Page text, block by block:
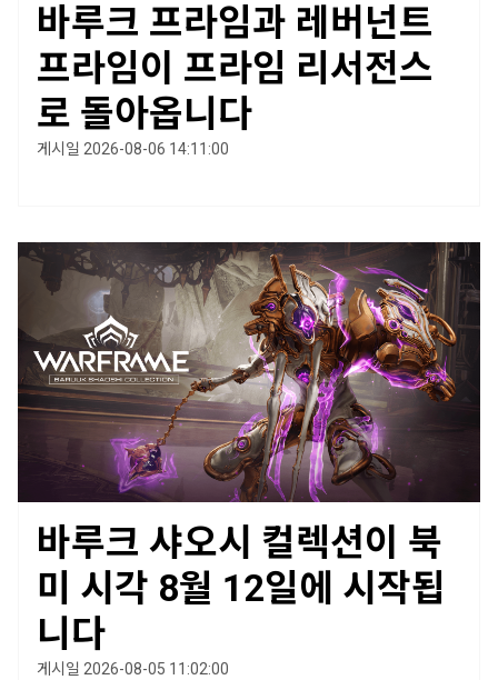
바루크 프라임과 레버넌트
프라임이 프라임 리서전스
로 돌아옵니다
게시일 2026-08-06 14:11:00
바루크 샤오시 컬렉션이 북
미 시각 8월 12일에 시작됩
니다
게시일 2026-08-05 11:02:00